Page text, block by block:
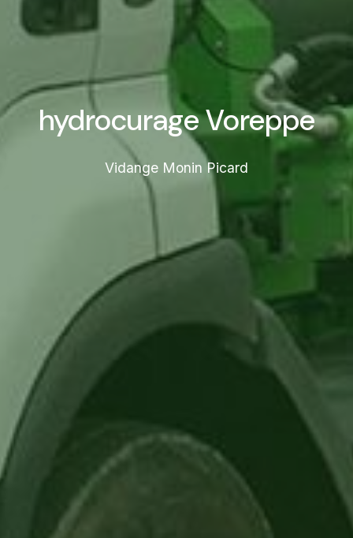
hydrocurage Voreppe
Vidange Monin Picard